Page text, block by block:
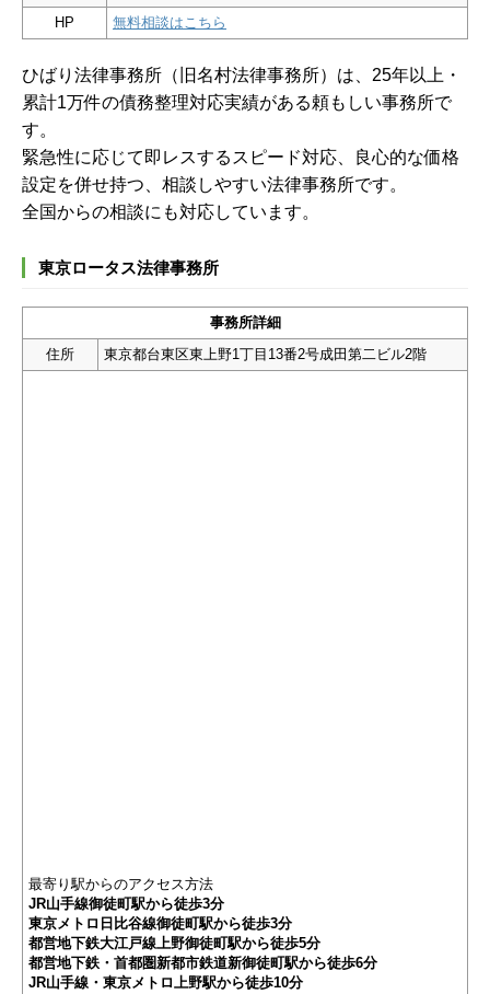
HP 無料相談はこちら
ひばり法律事務所（旧名村法律事務所）は、25年以上・
累計1万件の債務整理対応実績がある頼もしい事務所で
す。
緊急性に応じて即レスするスピード対応、良心的な価格
設定を併せ持つ、相談しやすい法律事務所です。
全国からの相談にも対応しています。
東京ロータス法律事務所
事務所詳細
住所
東京都台東区東上野1丁目13番2号成田第二ビル2階
最寄り駅からのアクセス方法
JR山手線御徒町駅から徒歩3分
東京メトロ日比谷線御徒町駅から徒歩3分
都営地下鉄大江戸線上野御徒町駅から徒歩5分
都営地下鉄・首都圏新都市鉄道新御徒町駅から徒歩6分
JR山手線・東京メトロ上野駅から徒歩10分